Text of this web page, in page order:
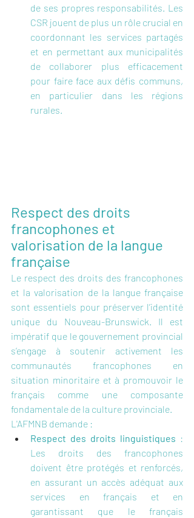
de ses propres responsabilités. Les
CSR jouent de plus un rôle crucial en
coordonnant les services partagés
et en permettant aux municipalités
de collaborer plus efficacement
pour faire face aux défis communs,
en particulier dans les régions
rurales.
Respect des droits
francophones et
valorisation de la langue
française
Le respect des droits des francophones
et la valorisation de la langue française
sont essentiels pour préserver l’identité
unique du Nouveau-Brunswick. Il est
impératif que le gouvernement provincial
s’engage à soutenir activement les
communautés francophones en
situation minoritaire et à promouvoir le
français comme une composante
fondamentale de la culture provinciale.
L'AFMNB demande :
Respect des droits linguistiques :
Les droits des francophones
doivent être protégés et renforcés,
en assurant un accès adéquat aux
services en français et en
garantissant que le français